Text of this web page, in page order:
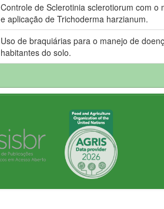
Controle de Sclerotinia sclerotiorum com o
e aplicação de Trichoderma harzianum.
Uso de braquiárias para o manejo de
habitantes do solo.